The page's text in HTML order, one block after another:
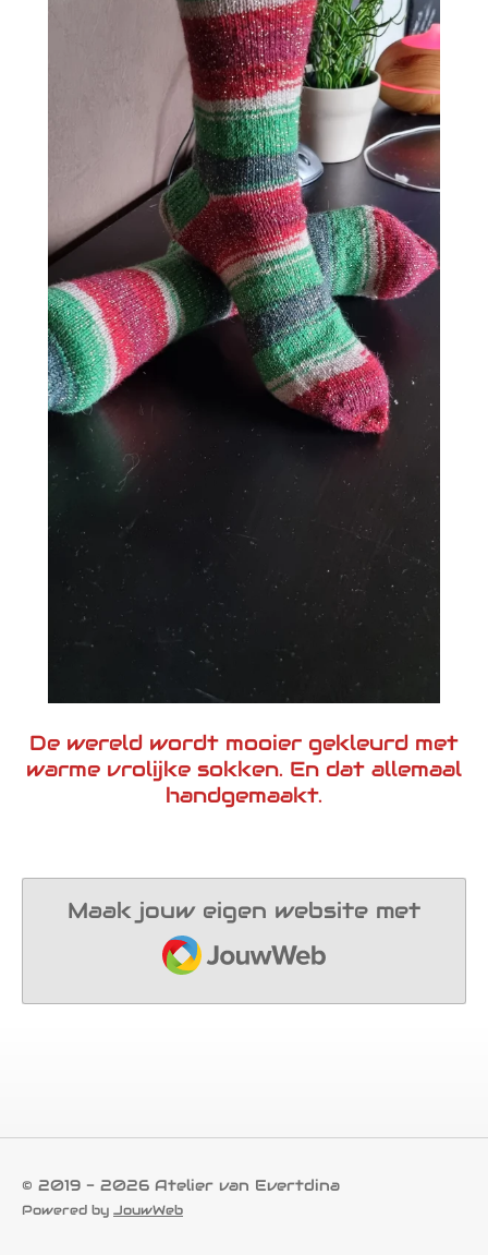
De wereld wordt mooier gekleurd met
warme vrolijke sokken. En dat allemaal
handgemaakt.
Maak jouw eigen website met
JouwWeb
© 2019 - 2026 Atelier van Evertdina
Powered by JouwWeb